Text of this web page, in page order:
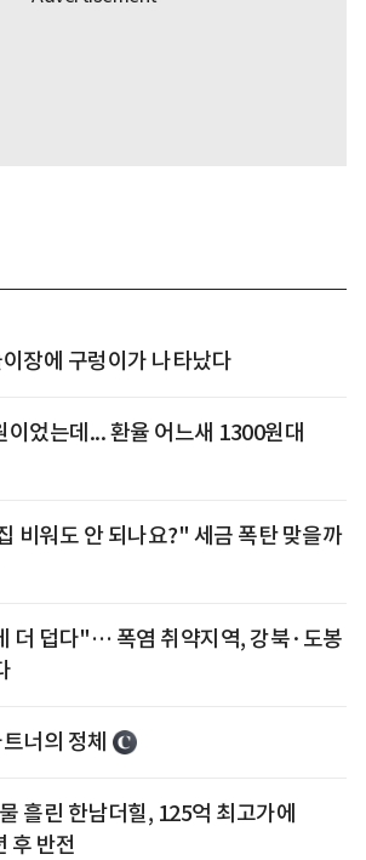
장에 구렁이가 나타났다
이었는데... 환율 어느새 1300원대
비워도 안 되나요?" 세금 폭탄 맞을까
더 덥다"… 폭염 취약지역, 강북·도봉
너의 정체
흘린 한남더힐, 125억 최고가에
후 반전